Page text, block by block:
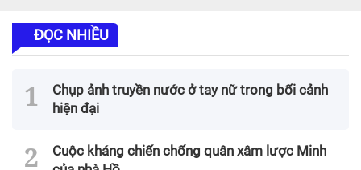
ĐỌC NHIỀU
Chụp ảnh truyền nước ở tay nữ trong bối cảnh
hiện đại
Cuộc kháng chiến chống quân xâm lược Minh